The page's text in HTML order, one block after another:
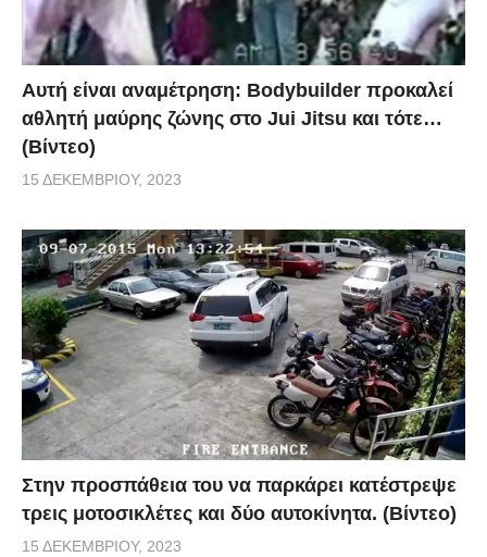
Αυτή είναι αναμέτρηση: Bodybuilder προκαλεί
αθλητή μαύρης ζώνης στο Jui Jitsu και τότε…
(Βίντεο)
15 ΔΕΚΕΜΒΡΊΟΥ, 2023
Στην προσπάθεια του να παρκάρει κατέστρεψε
τρεις μοτοσικλέτες και δύο αυτοκίνητα. (Βίντεο)
15 ΔΕΚΕΜΒΡΊΟΥ, 2023